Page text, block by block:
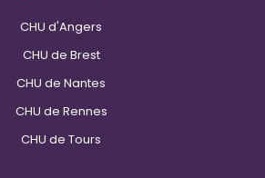
CHU d'Angers
CHU de Brest
CHU de Nantes
CHU de Rennes
CHU de Tours